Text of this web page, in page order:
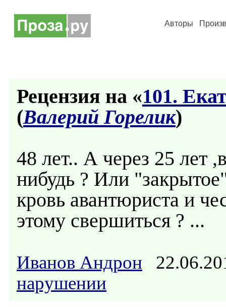
Авторы
Рецензия на «101.
(Валерий Горелик)
48 лет.. А через 25
нибудь ? Или
кровь авантюриста и
этому свершиться ? ...
Иванов Андрон
нарушении